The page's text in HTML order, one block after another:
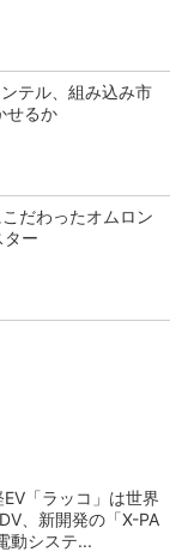
テル、組み込み市
せるか
だわったオムロン
ター
EV「ラッコ」は世界
、新開発の「X-PA
動システ...